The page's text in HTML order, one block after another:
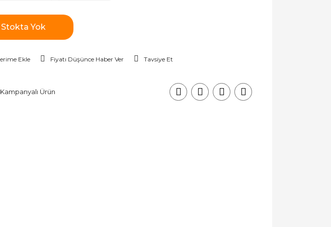
Stokta Yok
Fiyatı Düşünce Haber Ver Tavsiye Et
Kampanyalı Ürün